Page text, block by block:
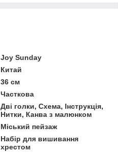
Joy Sunday
Китай
36 см
Часткова
Дві голки, Схема, Інструкція,
Нитки, Канва з малюнком
Міський пейзаж
Набір для вишивання
хрестом